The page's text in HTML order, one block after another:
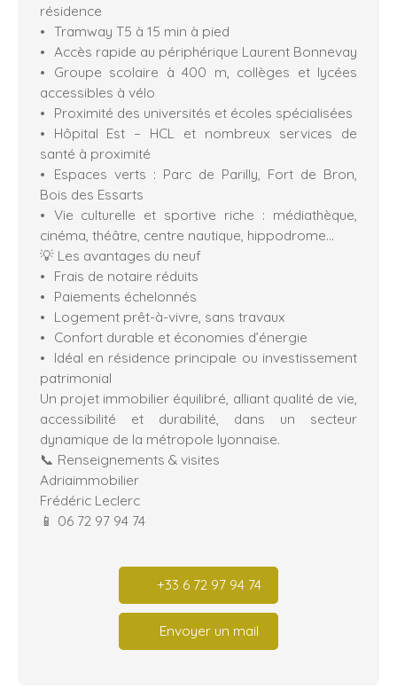
résidence
Tramway T5 à 15 min à pied
Accès rapide au périphérique Laurent Bonnevay
Groupe scolaire à 400 m, collèges et lycées
accessibles à vélo
Proximité des universités et écoles spécialisées
Hôpital Est – HCL et nombreux services de
santé à proximité
Espaces verts : Parc de Parilly, Fort de Bron,
Bois des Essarts
Vie culturelle et sportive riche : médiathèque,
cinéma, théâtre, centre nautique, hippodrome…
💡 Les avantages du neuf
Frais de notaire réduits
Paiements échelonnés
Logement prêt-à-vivre, sans travaux
Confort durable et économies d’énergie
Idéal en résidence principale ou investissement
patrimonial
Un projet immobilier équilibré, alliant qualité de vie,
accessibilité et durabilité, dans un secteur
dynamique de la métropole lyonnaise.
📞 Renseignements & visites
Adriaimmobilier
Frédéric Leclerc
📱 06 72 97 94 74
+33 6 72 97 94 74
Envoyer un mail